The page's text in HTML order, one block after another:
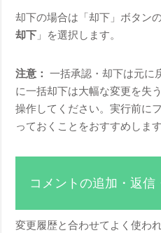
却下の場合は「却下」ボタン
却下 」を選択します。
注意： 一括承認・却下は元に
に一括却下は大幅な変更を失
操作してください。実行前に
っておくことをおすすめします
コメントの追加・返信
変更履歴と合わせてよく使わ